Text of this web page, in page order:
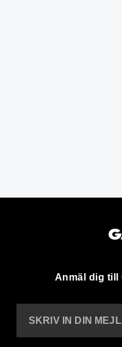
Anmäl dig till
SKRIV IN DIN